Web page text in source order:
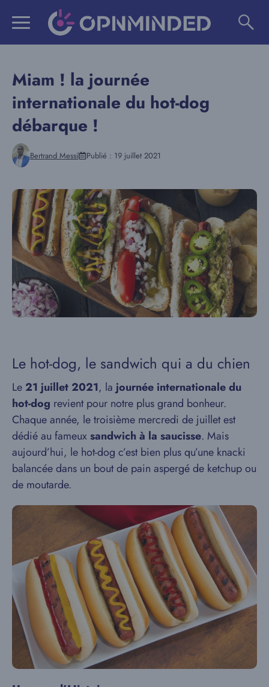
Miam ! la journée
internationale du hot-dog
débarque !
Bertrand Messi Publié : 19 juillet 2021
Le hot-dog, le sandwich qui a du chien
Le 21 juillet 2021, la journée internationale du
hot-dog revient pour notre plus grand bonheur.
Chaque année, le troisième mercredi de juillet est
dédié au fameuxsandwich à la saucisse. Mais
aujourd’hui, le hot-dog c’est bien plus qu’une knacki
balancée dans un bout de pain aspergé de ketchup ou
de moutarde.